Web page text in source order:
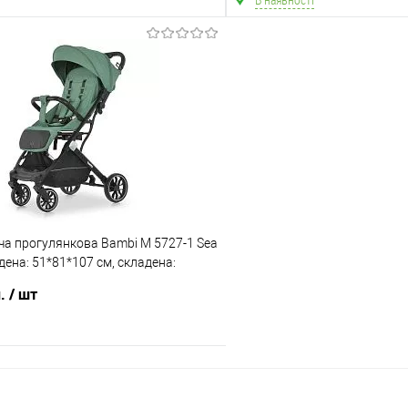
після передоплати 5%. В
В кошик
Порівняння
Новою поштою протягом 2-5 днів
500 грн (упаковку оплачує
прогулянкова Bambi M 5727-1 Sea
51*81*107 см, складена:
/ шт